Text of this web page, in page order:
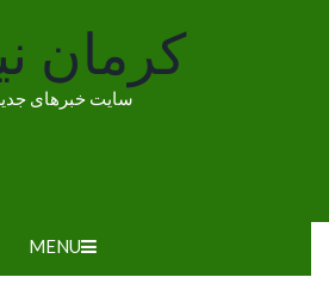
کرمان
سایت خبرهای
MENU